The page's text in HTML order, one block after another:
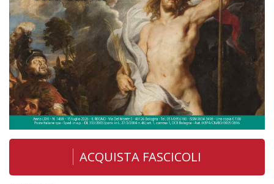
ACQUISTA FASCICOLI